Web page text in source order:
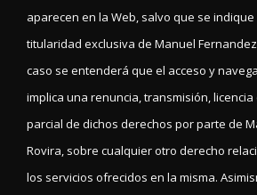
aparecen en la Web, salvo que se
titularidad exclusiva de Manuel
caso se entenderá que el acceso y
implica una renuncia, transmisión,
parcial de dichos derechos por parte de
Rovira, sobre cualquier otro derecho
los servicios ofrecidos en la misma.